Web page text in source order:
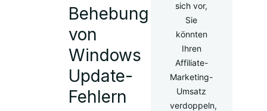
Behebung
von
Windows
Update-
Fehlern
sich vor,
Sie
könnten
Ihren
Affiliate-
Marketing-
Umsatz
verdoppeln,